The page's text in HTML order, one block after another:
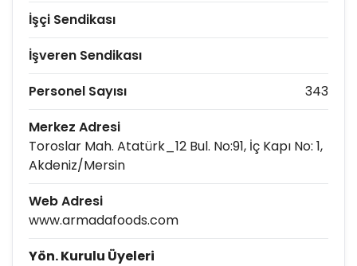
İşçi Sendikası
İşveren Sendikası
Personel Sayısı
343
Merkez Adresi
Toroslar Mah. Atatürk_12 Bul. No:91, İç Kapı No: 1,
Akdeniz/Mersin
Web Adresi
www.armadafoods.com
Yön. Kurulu Üyeleri